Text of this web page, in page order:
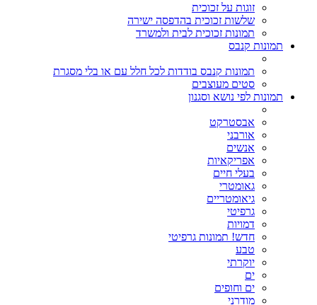
זוגות על זכוכית
שלשות זכוכית בהדפסה ישירה
תמונות זכוכית לבית ולמשרד
תמונות קנבס
תמונות קנבס בודדות לכל חלל עם או בלי מסגרת
סטים מעוצבים
תמונות לפי נושא וסגנון
אבסטרקט
אורבני
אנשים
אפריקאיות
בעלי חיים
גאומטרי
גיאומטריים
גרפיטי
דמויות
חדש! תמונות גרפיטי
טבע
יוקרתי
ים
ים וחופים
מודרני